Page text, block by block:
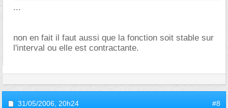
...
non en fait il faut aussi que la fonction soit stable sur
l'interval ou elle est contractante.
31/05/2006, 20h24 #8